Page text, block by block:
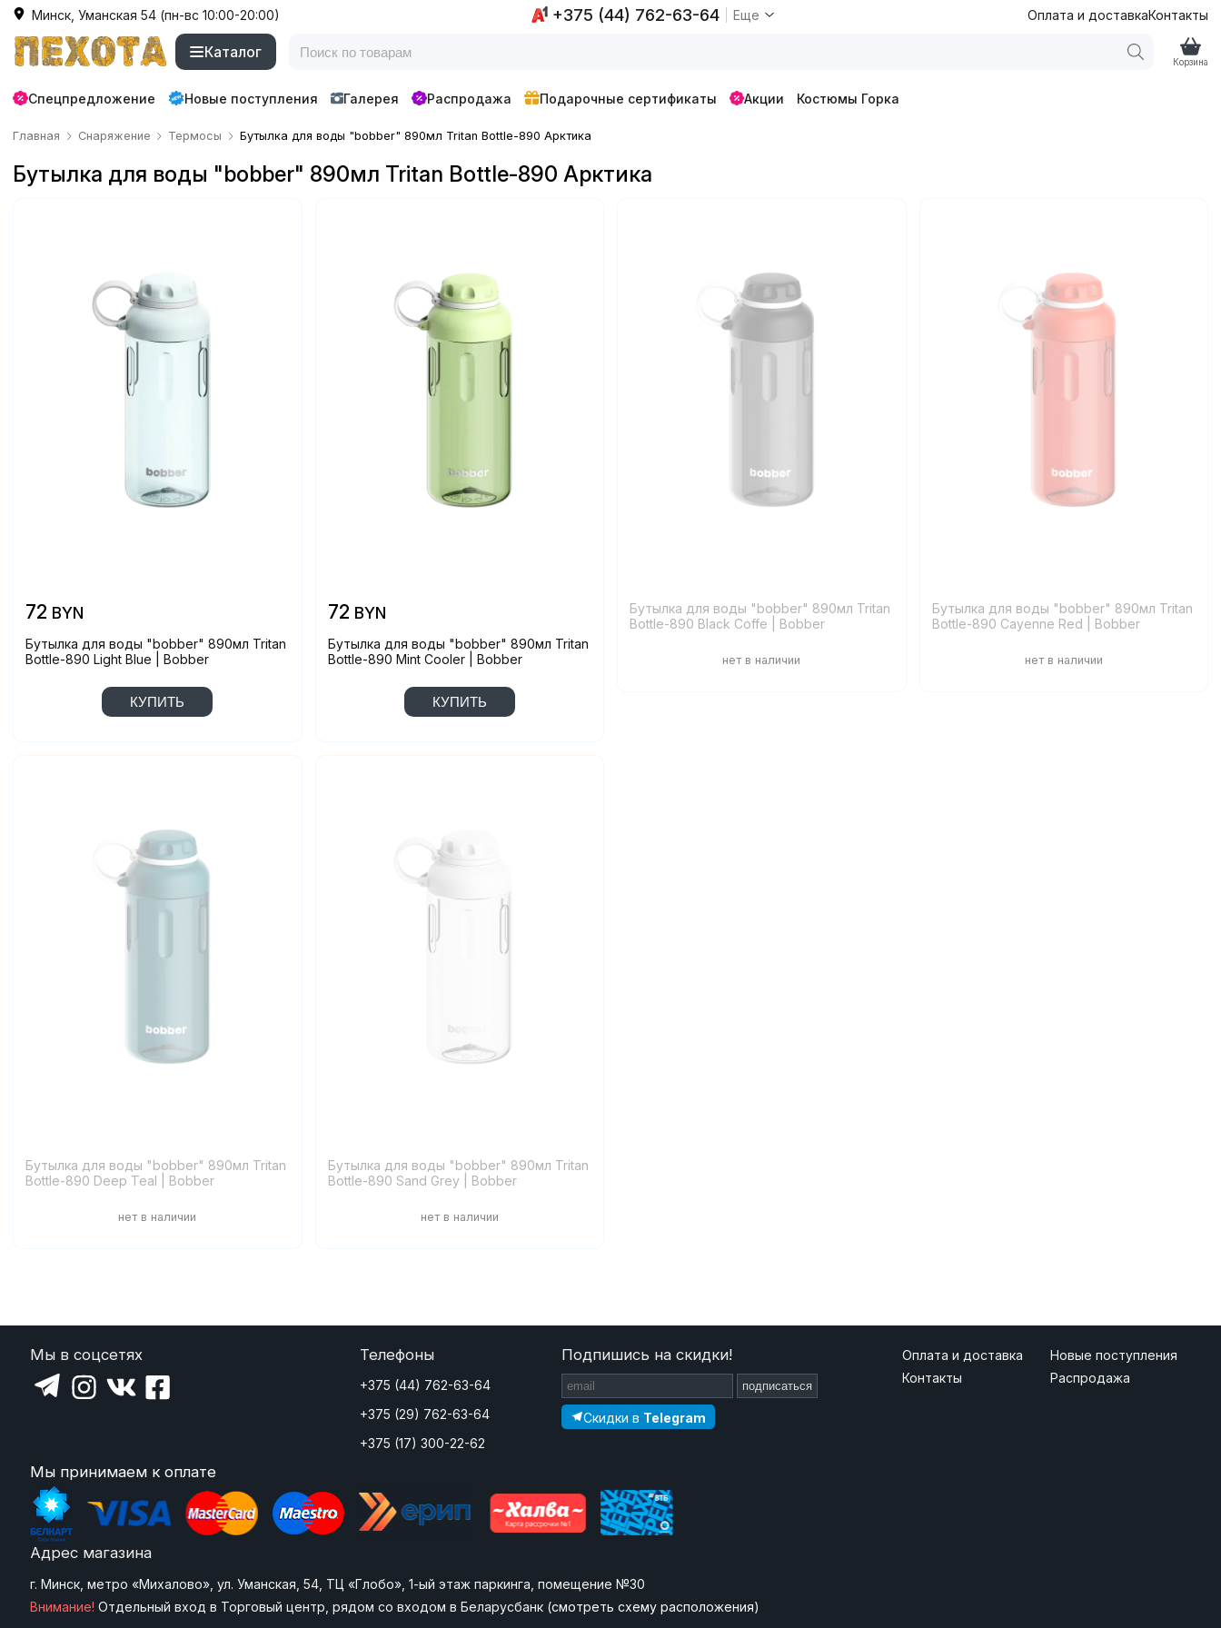
Минск, Уманская 54 (пн-вс 10:00-20:00) +375 (44) 762-63-64 Еще Оплата и доставкаКонтакты
Каталог
Корзина
Спецпредложение Новые поступления Галерея Распродажа Подарочные сертификаты Акции Костюмы Горка
Главная Снаряжение Термосы Бутылка для воды "bobber" 890мл Tritan Bottle-890 Арктика
Бутылка для воды "bobber" 890мл Tritan Bottle-890 Арктика
Бутылка для воды "bobber" 890мл Tritan
Bottle-890 Light Blue | Bobber
72 BYN
КУПИТЬ
Бутылка для воды "bobber" 890мл Tritan
Bottle-890 Mint Cooler | Bobber
72 BYN
КУПИТЬ
Бутылка для воды "bobber" 890мл Tritan
Bottle-890 Black Coffe | Bobber
Бутылка для воды "bobber" 890мл Tritan
Bottle-890 Cayenne Red | Bobber
Бутылка для воды "bobber" 890мл Tritan
Bottle-890 Deep Teal | Bobber
Бутылка для воды "bobber" 890мл Tritan
Bottle-890 Sand Grey | Bobber
Мы в соцсетях Телефоны
+375 (44) 762-63-64
+375 (29) 762-63-64
+375 (17) 300-22-62
Подпишись на скидки!
подписаться
Скидки в Telegram
Оплата и доставка
Контакты
Новые поступления
Распродажа
Мы принимаем к оплате
Адрес магазина
г. Минск, метро «Михалово», ул. Уманская, 54, ТЦ «Глобо», 1-ый этаж паркинга, помещение №30
Внимание! Отдельный вход в Торговый центр, рядом со входом в Беларусбанк (смотреть схему расположения)